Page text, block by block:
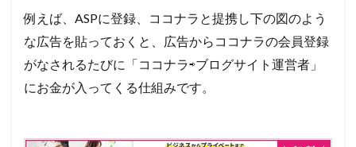
2.3
もアフ
ィリエ
イト
④アク
例えば、ASPに登録、ココナラと提携し下の図のよう
な広告を貼っておくと、広告からココナラの会員登録
がなされるたびに「ココナラ⇨ブログサイト運営者」
にお金が入ってくる仕組みです。